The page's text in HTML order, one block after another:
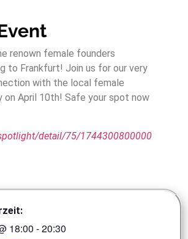
renown female founders
to Frankfurt! Join us for our very
with the local female
on April 10th! Safe your spot now
detail/75/1744300800000
18:00 -20:30